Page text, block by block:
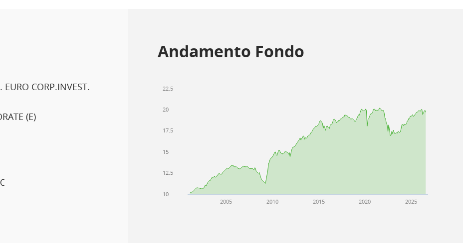
EURO CORP.INVEST.
(E)
Andamento Fondo
2005 2010 2015 2020 2025
10
12.5
15
17.5
20
22.5